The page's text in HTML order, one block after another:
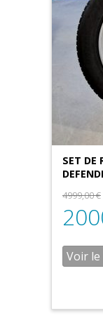
SET DE
4999,00€
Voir